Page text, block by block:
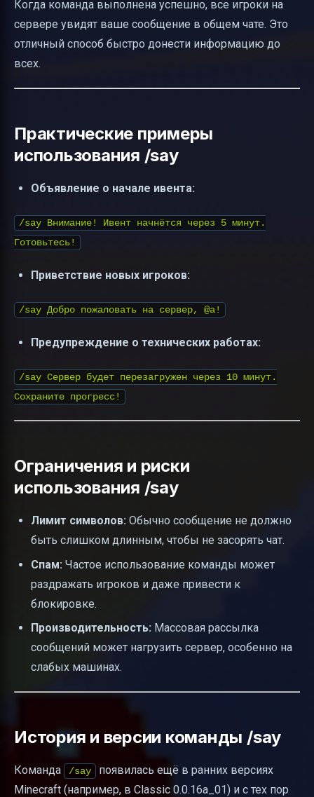
Когда команда выполнена успешно, все игроки на
сервере увидят ваше сообщение в общем чате. Это
отличный способ быстро донести информацию до
всех.
Практические примеры
использования /say
Объявление о начале ивента:
/say Внимание! Ивент начнётся через 5 минут.
Готовьтесь!
Приветствие новых игроков:
/say Добро пожаловать на сервер, @a!
Предупреждение о технических работах:
/say Сервер будет перезагружен через 10 минут.
Сохраните прогресс!
Ограничения и риски
использования /say
Лимит символов: Обычно сообщение не должно
быть слишком длинным, чтобы не засорять чат.
Спам: Частое использование команды может
раздражать игроков и даже привести к
блокировке.
Производительность: Массовая рассылка
сообщений может нагрузить сервер, особенно на
слабых машинах.
История и версии команды /say
Команда /say
появилась ещё в ранних версиях
Minecraft (например, в Classic 0.0.16a_01) и с тех пор